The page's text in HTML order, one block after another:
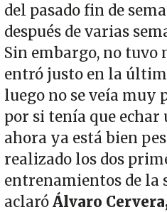
del pasado fin de
después de varias
Sin embargo, no tuvo
entró justo en la
luego no se veía muy
por si tenía que echar
ahora ya está bien
realizado los dos
entrenamientos de la
aclaróÁlvaro